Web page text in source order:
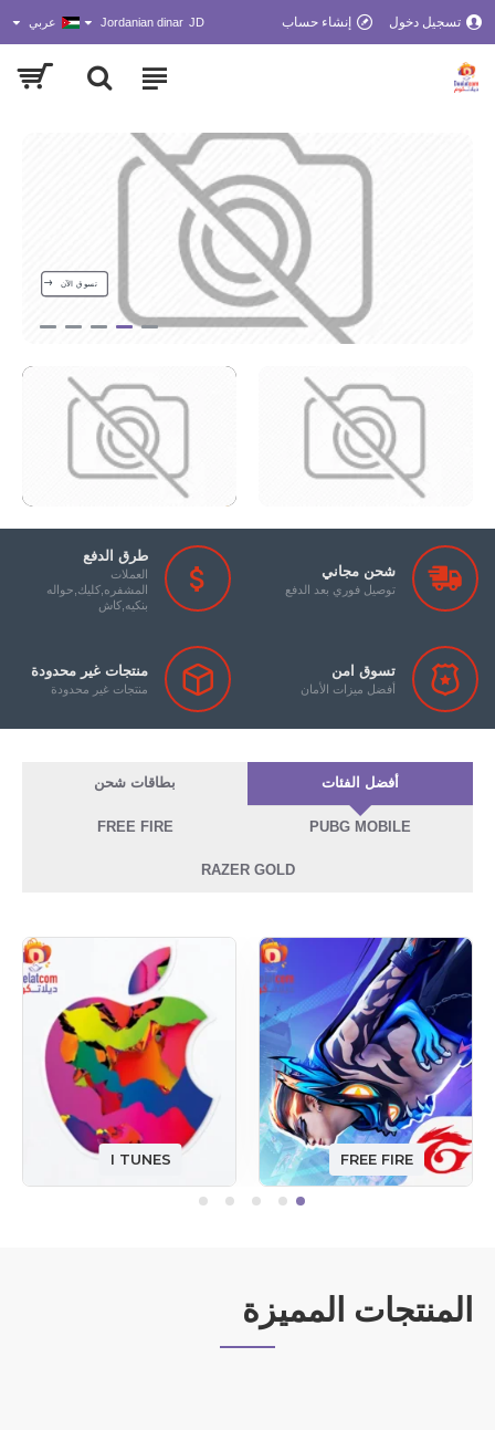
تسجيل دخول إنشاء حساب JD
Jordanian dinar عربي
تسوق الآن
شحن مجاني
توصيل فوري بعد الدفع
طرق الدفع
العملات
المشفره,كليك,حواله
بنكيه,كاش
تسوق امن
أفضل ميزات الأمان
منتجات غير محدودة
منتجات غير محدودة
أفضل الفئات بطاقات شحن
PUBG MOBILE
FREE FIRE
RAZER GOLD
FREE FIRE
I TUNES
المنتجات المميزة